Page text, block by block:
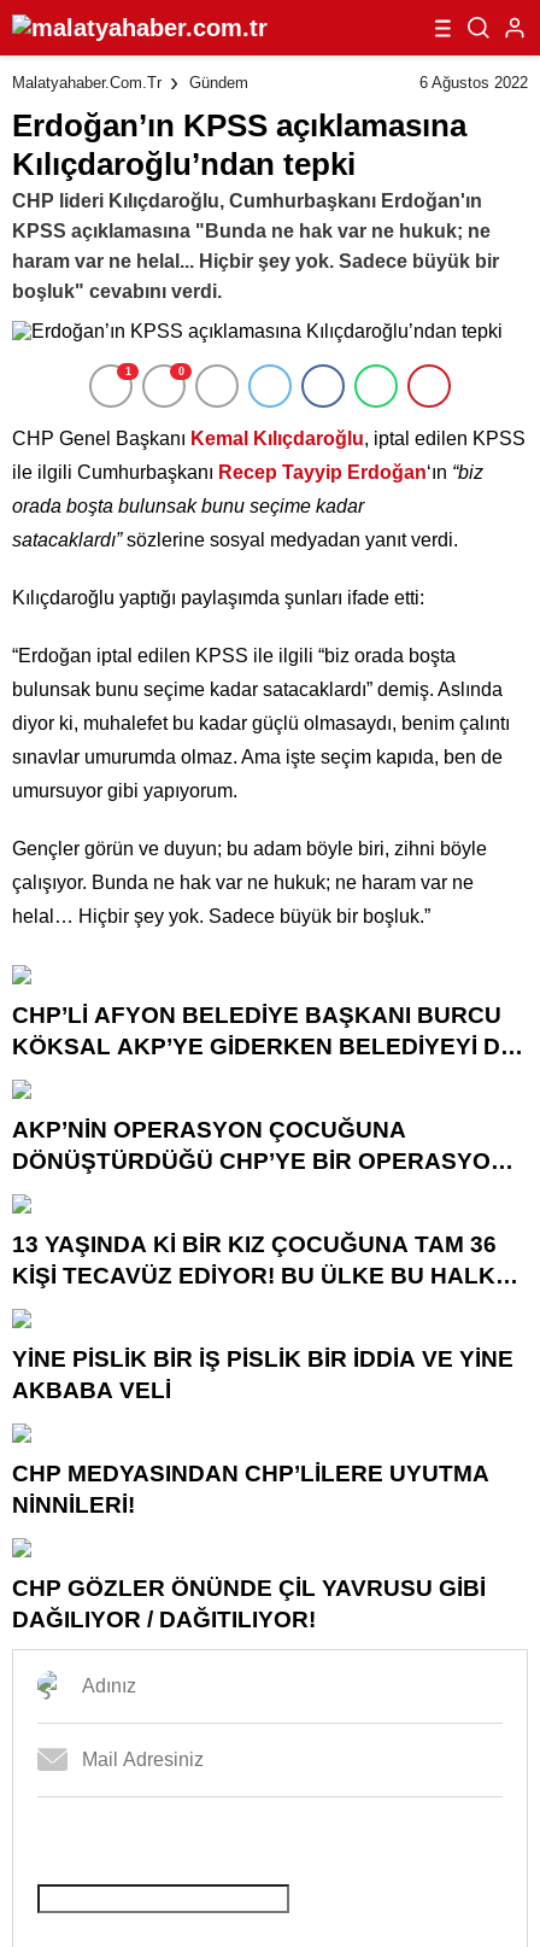
Malatyahaber.com.tr Gündem 6 Ağustos 2022
Erdoğan’ın KPSS açıklamasına
Kılıçdaroğlu’ndan tepki
CHP lideri Kılıçdaroğlu, Cumhurbaşkanı Erdoğan'ın
KPSS açıklamasına "Bunda ne hak var ne hukuk; ne
haram var ne helal... Hiçbir şey yok. Sadece büyük bir
boşluk" cevabını verdi.
1 0
CHP Genel Başkanı Kemal Kılıçdaroğlu, iptal edilen KPSS
ile ilgili Cumhurbaşkanı Recep Tayyip Erdoğan‘ın “biz
orada boşta bulunsak bunu seçime kadar
satacaklardı”sözlerine sosyal medyadan yanıt verdi.
Kılıçdaroğlu yaptığı paylaşımda şunları ifade etti:
“Erdoğan iptal edilen KPSS ile ilgili “biz orada boşta
bulunsak bunu seçime kadar satacaklardı” demiş. Aslında
diyor ki, muhalefet bu kadar güçlü olmasaydı, benim çalıntı
sınavlar umurumda olmaz. Ama işte seçim kapıda, ben de
umursuyor gibi yapıyorum.
Gençler görün ve duyun; bu adam böyle biri, zihni böyle
çalışıyor. Bunda ne hak var ne hukuk; ne haram var ne
helal… Hiçbir şey yok. Sadece büyük bir boşluk.”
CHP’Lİ AFYON BELEDİYE BAŞKANI BURCU
KÖKSAL AKP’YE GİDERKEN BELEDİYEYİ DE
GÖTÜRÜYOR!
AKP’NİN OPERASYON ÇOCUĞUNA
DÖNÜŞTÜRDÜĞÜ CHP’YE BİR OPERASYON
DAHA!
13 YAŞINDA Kİ BİR KIZ ÇOCUĞUNA TAM 36
KİŞİ TECAVÜZ EDİYOR! BU ÜLKE BU HALK
NEREYE SAVRULDU NASIL SAVRULDU!
YİNE PİSLİK BİR İŞ PİSLİK BİR İDDİA VE YİNE
AKBABA VELİ
CHP MEDYASINDAN CHP’LİLERE UYUTMA
NİNNİLERİ!
CHP GÖZLER ÖNÜNDE ÇİL YAVRUSU GİBİ
DAĞILIYOR / DAĞITILIYOR!